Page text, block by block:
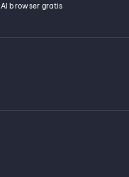
AI browser gratis